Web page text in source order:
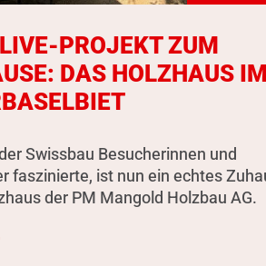
PROJEKT ZUM
DAS HOLZHAUS
Swissbau Besucherinnen und
faszinierte, ist nun ein echtes
der PM Mangold Holzbau AG.